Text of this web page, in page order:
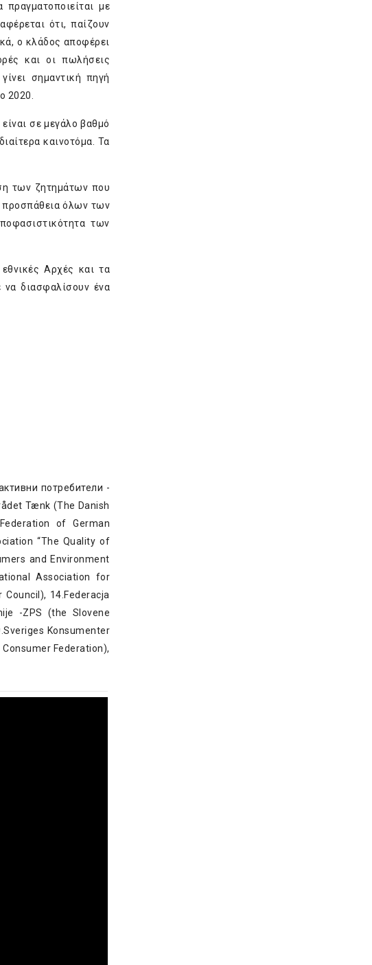
με
ότι, παίζουν
ο κλάδος αποφέρει
και οι πωλήσεις
σημαντική πηγή
2020.
σε μεγάλο βαθμό
καινοτόμα. Τα
των ζητημάτων που
προσπάθεια όλων των
των
Αρχές και τα
διασφαλίσουν ένα
потребители -
Tænk (The Danish
of German
“The Quality of
and Environment
Association for
14.Federacja
-ZPS (the Slovene
Konsumenter
Federation),